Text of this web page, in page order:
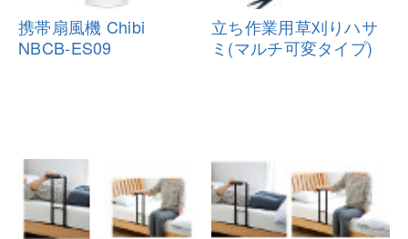
携帯扇風機 Chibi
NBCB-ES09
立ち作業用草刈りハサ
ミ(マルチ可変タイプ)